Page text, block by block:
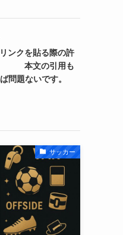
る際の許
本文の引用も
問題ないです。
サッカー